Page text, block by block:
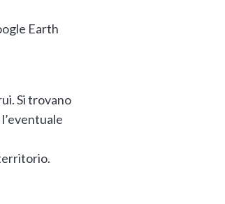
Earth
Si trovano